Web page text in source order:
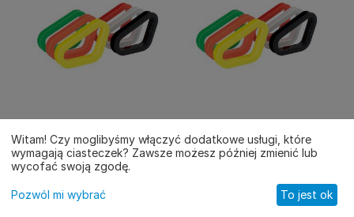
przelotek fotela OMP
KOD: HC0-0931-039
143.00 PLN
przelotek fotela OMP
KOD: HC0-0931-098
Profil
Witam! Czy moglibyśmy włączyć dodatkowe usługi, które
wymagają ciasteczek? Zawsze możesz później zmienić lub
wycofać swoją zgodę.
Pozwól mi wybrać To jest ok